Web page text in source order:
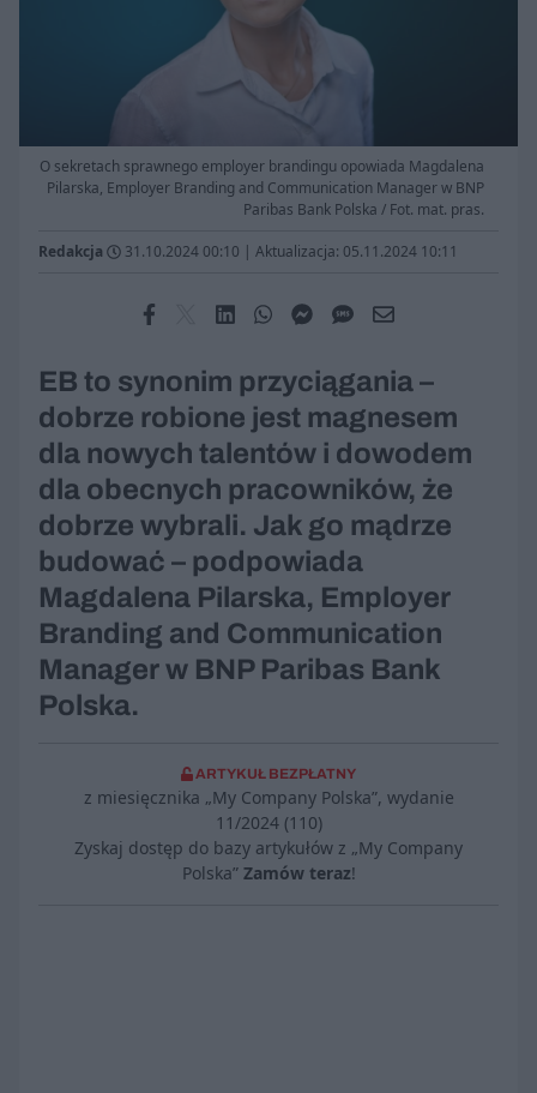
O sekretach sprawnego employer brandingu opowiada Magdalena
Pilarska, Employer Branding and Communication Manager w BNP
Paribas Bank Polska / Fot. mat. pras.
Redakcja 31.10.2024 00:10 | Aktualizacja: 05.11.2024 10:11
EB to synonim przyciągania –
dobrze robione jest magnesem
dla nowych talentów i dowodem
dla obecnych pracowników, że
dobrze wybrali. Jak go mądrze
budować – podpowiada
Magdalena Pilarska, Employer
Branding and Communication
Manager w BNP Paribas Bank
Polska.
ARTYKUŁ BEZPŁATNY
z miesięcznika „My Company Polska”, wydanie
11/2024 (110)
Zyskaj dostęp do bazy artykułów z „My Company
Polska” Zamów teraz!